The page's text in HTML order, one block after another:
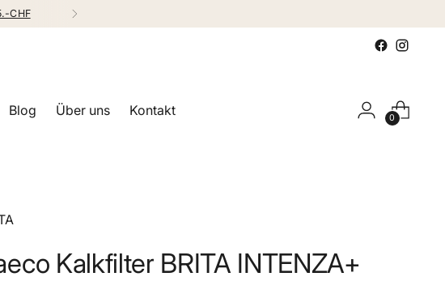
CHF
Blog Über uns Kontakt 0
Kalkfilter BRITA INTENZA+